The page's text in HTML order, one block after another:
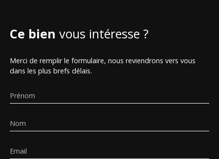
Ce bien vous intéresse ?
Merci de remplir le formulaire, nous reviendrons vers vous
dans les plus brefs délais.
Prénom
Nom
Email